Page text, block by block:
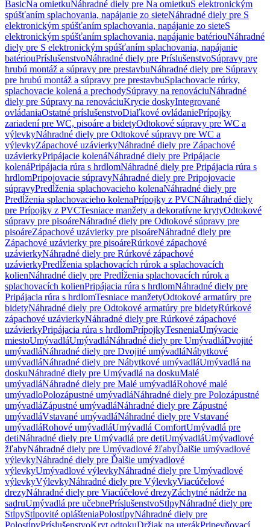
BasicNa omietkuNáhradné diely pre Na omietkuS elektronickým
spúšťaním splachovania, napájanie zo sieteNáhradné diely pre S
elektronickým spúšťaním splachovania, napájanie zo sieteS
elektronickým spúšťaním splachovania, napájanie batériouNáhradné
diely pre S elektronickým spúšťaním splachovania, napájanie
batériouPríslušenstvoNáhradné diely pre PríslušenstvoSúpravy pre
hrubú montáž a súpravy pre prestavbuNáhradné diely pre Súpravy
pre hrubú montáž a súpravy pre prestavbuSplachovacie rúrky,
splachovacie kolená a prechodySúpravy na renováciuNáhradné
diely pre Súpravy na renováciuKrycie doskyIntegrované
ovládaniaOstatné príslušenstvoDiaľkové ovládaniePrípojky
zariadení pre WC, pisoáre a bidetyOdtokové súpravy pre WC a
výlevkyNáhradné diely pre Odtokové súpravy pre WC a
výlevkyZápachové uzávierkyNáhradné diely pre Zápachové
uzávierkyPripájacie kolenáNáhradné diely pre Pripájacie
kolenáPripájacia rúra s hrdlomNáhradné diely pre Pripájacia rúra s
hrdlomPripojovacie súpravyNáhradné diely pre Pripojovacie
súpravyPredĺženia splachovacieho kolenaNáhradné diely pre
Predĺženia splachovacieho kolenaPrípojky z PVCNáhradné diely
pre Prípojky z PVCTesniace manžety a dekoratívne krytyOdtokové
súpravy pre pisoáreNáhradné diely pre Odtokové súpravy pre
pisoáreZápachové uzávierky pre pisoáreNáhradné diely pre
Zápachové uzávierky pre pisoáreRúrkové zápachové
uzávierkyNáhradné diely pre Rúrkové zápachové
uzávierkyPredĺženia splachovacích rúrok a splachovacích
kolienNáhradné diely pre Predĺženia splachovacích rúrok a
splachovacích kolienPripájacia rúra s hrdlomNáhradné diely pre
Pripájacia rúra s hrdlomTesniace manžetyOdtokové armatúry pre
bidetyNáhradné diely pre Odtokové armatúry pre bidetyRúrkové
zápachové uzávierkyNáhradné diely pre Rúrkové zápachové
uzávierkyPripájacia rúra s hrdlomPrípojkyTesneniaUmývacie
miestoUmývadláUmývadláNáhradné diely pre UmývadláDvojité
umývadláNáhradné diely pre Dvojité umývadláNábytkové
umývadláNáhradné diely pre Nábytkové umývadláUmývadlá na
doskuNáhradné diely pre Umývadlá na doskuMalé
umývadláNáhradné diely pre Malé umývadláRohové malé
umývadloPolozápustné umývadláNáhradné diely pre Polozápustné
umývadláZápustné umývadláNáhradné diely pre Zápustné
umývadláVstavané umývadláNáhradné diely pre Vstavané
umývadláRohové umývadláUmývadlá ComfortUmývadlá pre
detiNáhradné diely pre Umývadlá pre detiUmývadláUmývadlové
žľabyNáhradné diely pre Umývadlové žľabyĎalšie umývadlové
výlevkyNáhradné diely pre Ďalšie umývadlové
výlevkyUmývadlové výlevkyNáhradné diely pre Umývadlové
výlevkyVýlevkyNáhradné diely pre VýlevkyViacúčelové
drezyNáhradné diely pre Viacúčelové drezyZáchytné nádrže na
sadruUmývadlá pre učebnePríslušenstvoStĺpyNáhradné diely pre
StĺpyStĺpovité oplášteniaPolostĺpyNáhradné diely pre
PolostĺpyPríslušenstvoKryt odtokuDržiak na uterákPripevňovací